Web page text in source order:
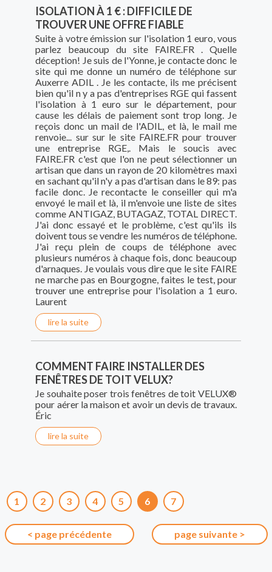
ISOLATION À 1 € : DIFFICILE DE
TROUVER UNE OFFRE FIABLE
Suite à votre émission sur l'isolation 1 euro, vous
parlez beaucoup du site FAIRE.FR . Quelle
déception! Je suis de l'Yonne, je contacte donc le
site qui me donne un numéro de téléphone sur
Auxerre ADIL . Je les contacte, ils me précisent
bien qu'il n y a pas d'entreprises RGE qui fassent
l'isolation à 1 euro sur le département, pour
cause les délais de paiement sont trop long. Je
reçois donc un mail de l'ADIL, et là, le mail me
renvoie... sur sur le site FAIRE.FR pour trouver
une entreprise RGE,. Mais le soucis avec
FAIRE.FR c'est que l'on ne peut sélectionner un
artisan que dans un rayon de 20 kilomètres maxi
en sachant qu'il n'y a pas d'artisan dans le 89: pas
facile donc. Je recontacte le conseiller qui m'a
envoyé le mail et là, il m'envoie une liste de sites
comme ANTIGAZ, BUTAGAZ, TOTAL DIRECT.
J'ai donc essayé et le problème, c'est qu'ils ils
doivent tous se vendre les numéros de téléphone.
J'ai reçu plein de coups de téléphone avec
plusieurs numéros à chaque fois, donc beaucoup
d'arnaques. Je voulais vous dire que le site FAIRE
ne marche pas en Bourgogne, faites le test, pour
trouver une entreprise pour l'isolation a 1 euro.
Laurent
lire la suite
COMMENT FAIRE INSTALLER DES
FENÊTRES DE TOIT VELUX?
Je souhaite poser trois fenêtres de toit VELUX®
pour aérer la maison et avoir un devis de travaux.
Éric
lire la suite
1 2 3 4 5 6 7
< page précédente page suivante >